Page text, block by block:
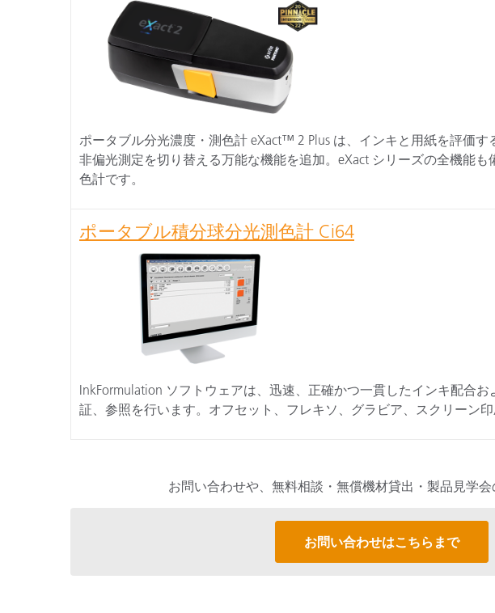
ポータブル分光濃度・測色計 eXact™ 2 Plus は、インキと用紙を評価す
非偏光測定を切り替える万能な機能を追加。eXact シリーズの全機能
色計です。
ポータブル積分球分光測色計 Ci64
InkFormulation ソフトウェアは、迅速、正確かつ一貫したインキ配合
証、参照を行います。オフセット、フレキソ、グラビア、スクリーン印
お問い合わせや、無料相談・無償機材貸出・製品見学
お問い合わせはこちらまで